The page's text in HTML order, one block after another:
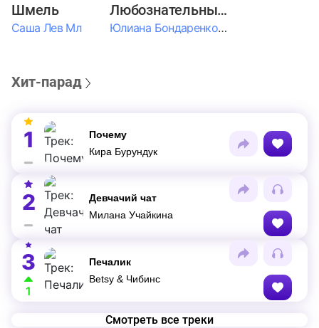
Шмель
Саша Лев Мл
Любознательные Дети
Юлиана Бондаренко & Амелия Колпакова & Егор Егоров & Валерия Шевченко & Ксюша Косичкина
Хит-парад
1
Почему
Кира Бурундук
2
Девчачий чат
Милана Учайкина
3
1
Печалик
Betsy & Чибинс
Смотреть все треки